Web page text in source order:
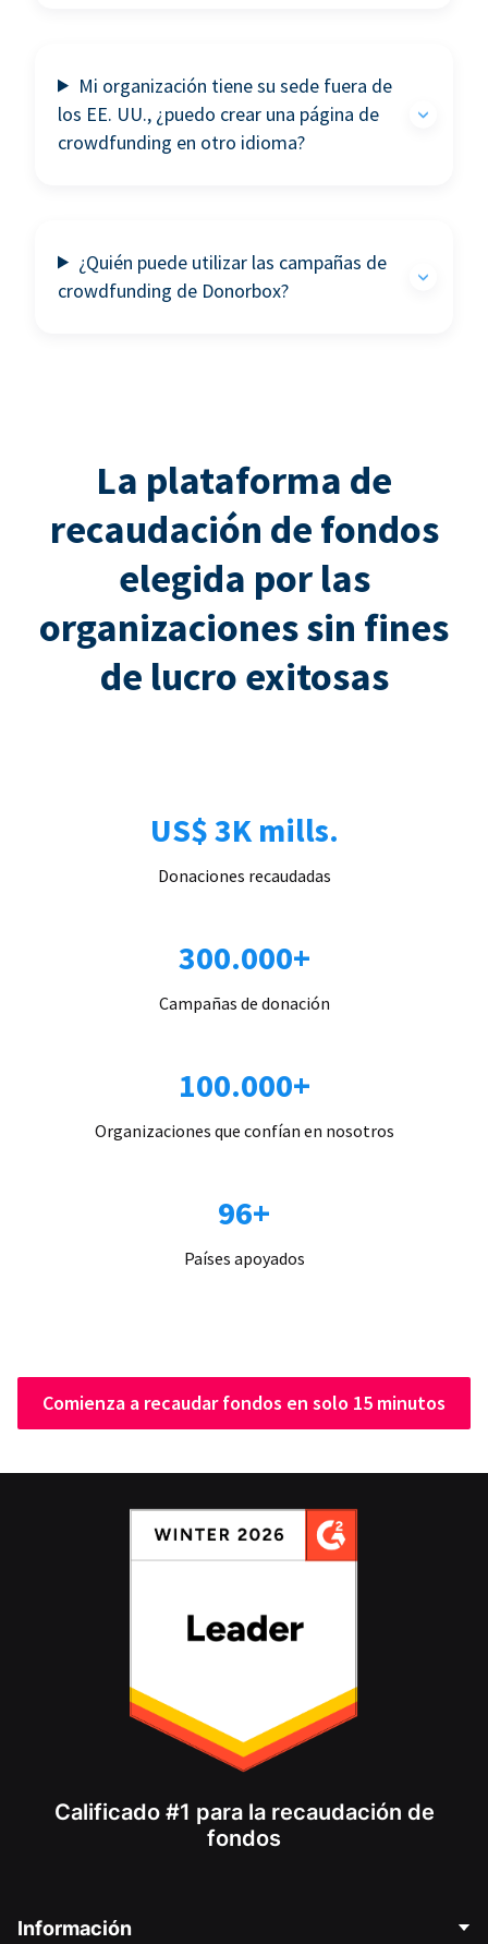
Mi organización tiene su sede fuera de
los EE. UU., ¿puedo crear una página de
crowdfunding en otro idioma?
¿Quién puede utilizar las campañas de
crowdfunding de Donorbox?
La plataforma de
recaudación de fondos
elegida por las
organizaciones sin fines
de lucro exitosas
US$ 3K mills.
Donaciones recaudadas
300.000+
Campañas de donación
100.000+
Organizaciones que confían en nosotros
96+
Países apoyados
Comienza a recaudar fondos en solo 15 minutos
Calificado #1 para la recaudación de
fondos
Información